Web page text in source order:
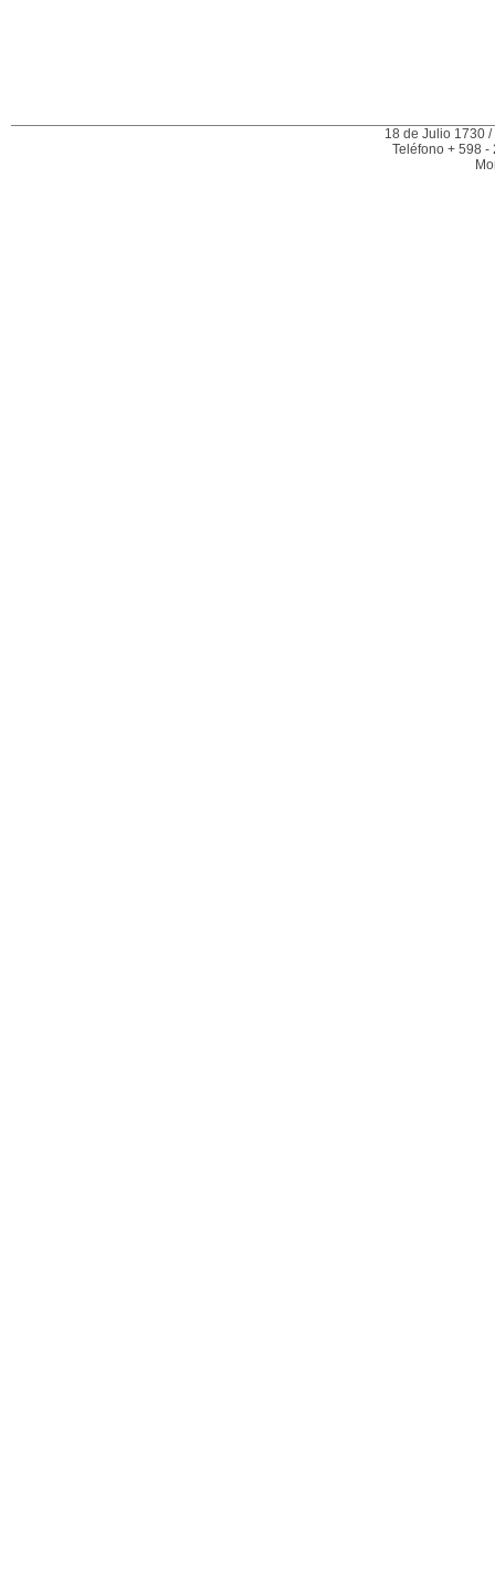
18 de Julio 1730
Teléfono + 598 -